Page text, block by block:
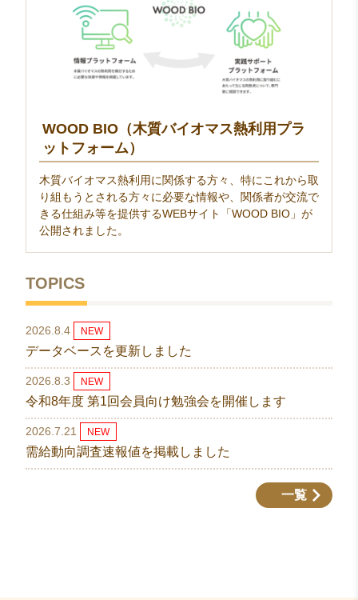
WOOD BIO（木質バイオマス熱利用プラ
ットフォーム）
木質バイオマス熱利用に関係する方々、特にこれから取
り組もうとされる方々に必要な情報や、関係者が交流で
きる仕組み等を提供するWEBサイト「WOOD BIO」が
公開されました。
TOPICS
2026.8.4 NEW
データベースを更新しました
2026.8.3 NEW
令和8年度 第1回会員向け勉強会を開催します
2026.7.21 NEW
需給動向調査速報値を掲載しました
一覧